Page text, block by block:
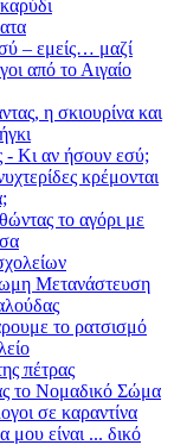
– εμείς… μαζί
από το Αιγαίο
η σκιουρίνα και
- Κι αν ήσουν εσύ;
κρέμονται
το αγόρι με
Μετανάστευση
το ρατσισμό
πέτρας
το Νομαδικό Σώμα
σε καραντίνα
μου είναι ... δικό